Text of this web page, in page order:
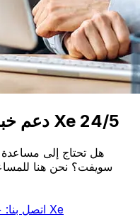
دعم خبراء النقل العالمي للخبراء Xe 24/5
هل تحتاج إلى مساعدة
سويفت؟ نحن هنا
اتصل بنا: +1 (800) 772- الإرسال مع Xe